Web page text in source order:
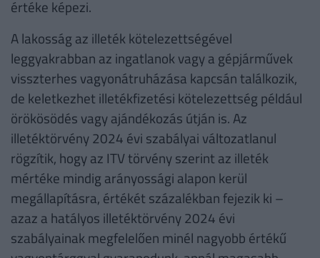
értéke képezi.
A lakosság az illeték kötelezettségével
leggyakrabban az ingatlanok vagy a gépjárművek
visszterhes vagyonátruházása kapcsán találkozik,
de keletkezhet illetékfizetési kötelezettség például
örökösödés vagy ajándékozás útján is. Az
illetéktörvény 2024 évi szabályai változatlanul
rögzítik, hogy az ITV törvény szerint az illeték
mértéke mindig arányossági alapon kerül
megállapításra, értékét százalékban fejezik ki –
azaz a hatályos illetéktörvény 2024 évi
szabályainak megfelelően minél nagyobb értékű